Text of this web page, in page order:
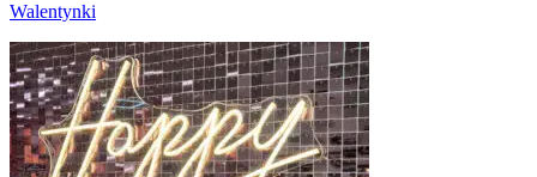
Walentynki